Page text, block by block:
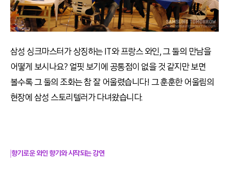
삼성 싱크마스터가 상징하는 IT와 프랑스 와인, 그 둘의 만남을
어떻게 보시나요? 얼핏 보기에 공통점이 없을 것 같지만 보면
볼수록 그 둘의 조화는 참 잘 어울렸습니다! 그 훈훈한 어울림의
현장에 삼성 스토리텔러가 다녀왔습니다.
향기로운 와인 향기와 시작되는 강연